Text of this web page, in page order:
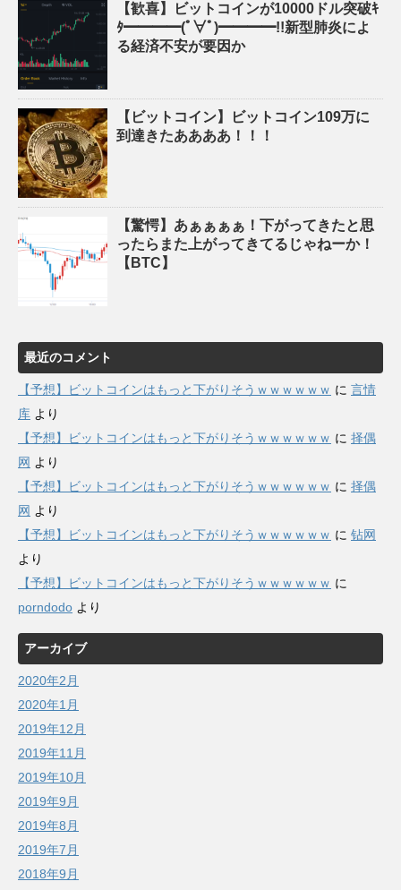
【歓喜】ビットコインが10000ドル突破ｷ
ﾀ━━━━(ﾟ∀ﾟ)━━━━!!新型肺炎によ
る経済不安が要因か
【ビットコイン】ビットコイン109万に
到達きたああああ！！！
【驚愕】あぁぁぁぁ！下がってきたと思
ったらまた上がってきてるじゃねーか！
【BTC】
最近のコメント
【予想】ビットコインはもっと下がりそうｗｗｗｗｗｗ に 言情
库 より
【予想】ビットコインはもっと下がりそうｗｗｗｗｗｗ に 择偶
网 より
【予想】ビットコインはもっと下がりそうｗｗｗｗｗｗ に 择偶
网 より
【予想】ビットコインはもっと下がりそうｗｗｗｗｗｗ に 钻网
より
【予想】ビットコインはもっと下がりそうｗｗｗｗｗｗ に
porndodo より
アーカイブ
2020年2月
2020年1月
2019年12月
2019年11月
2019年10月
2019年9月
2019年8月
2019年7月
2018年9月